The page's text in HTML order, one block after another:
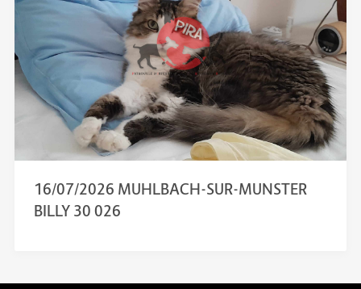
16/07/2026 MUHLBACH-SUR-MUNSTER
BILLY 30 026